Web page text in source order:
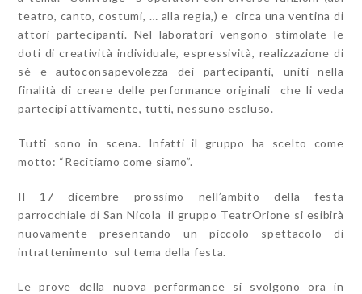
teatro, canto, costumi, … alla regia,) e circa una ventina di
attori partecipanti. Nel laboratori vengono stimolate le
doti di creatività individuale, espressività, realizzazione di
sé e autoconsapevolezza dei partecipanti, uniti nella
finalità di creare delle performance originali che li veda
partecipi attivamente, tutti, nessuno escluso.
Tutti sono in scena. Infatti il gruppo ha scelto come
motto: “Recitiamo come siamo”.
Il 17 dicembre prossimo nell’ambito della festa
parrocchiale di San Nicola il gruppo TeatrOrione si esibirà
nuovamente presentando un piccolo spettacolo di
intrattenimento sul tema della festa.
Le prove della nuova performance si svolgono ora in